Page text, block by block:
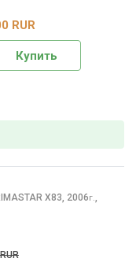
RUR
Купить
X83, 2006г.,